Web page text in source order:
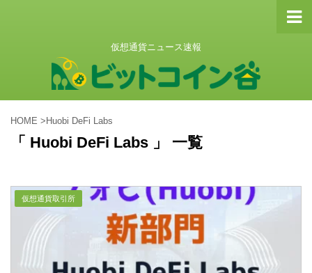
仮想通貨ニュース速報
HOME > Huobi DeFi Labs
「 Huobi DeFi Labs 」 一覧
仮想通貨取引所